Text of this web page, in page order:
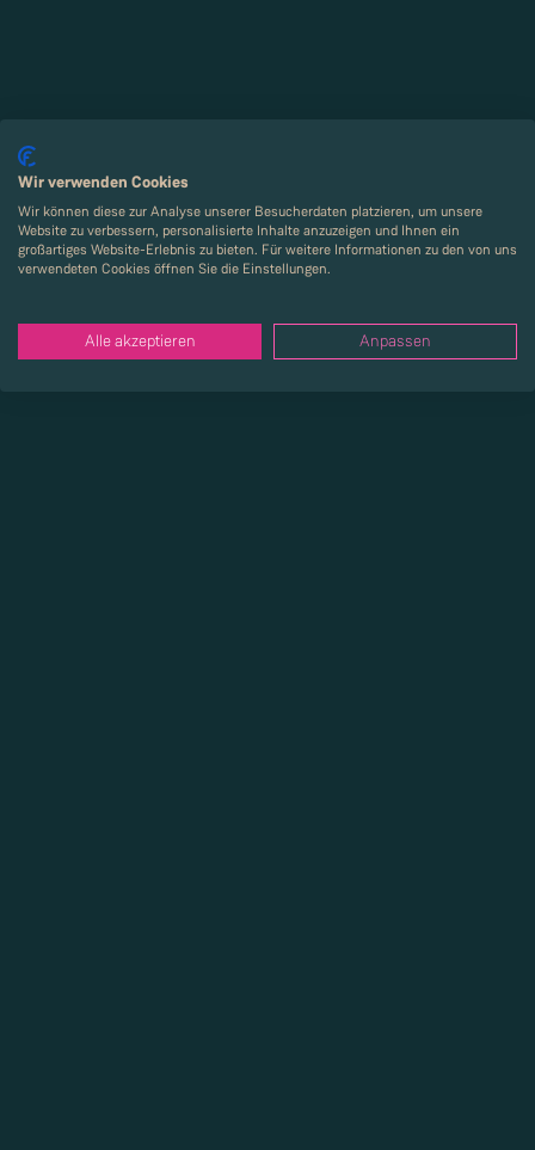
Wir verwenden Cookies
Wir können diese zur Analyse unserer Besucherdaten platzieren, um unsere
Website zu verbessern, personalisierte Inhalte anzuzeigen und Ihnen ein
großartiges Website-Erlebnis zu bieten. Für weitere Informationen zu den von uns
verwendeten Cookies öffnen Sie die Einstellungen.
Alle akzeptieren Anpassen